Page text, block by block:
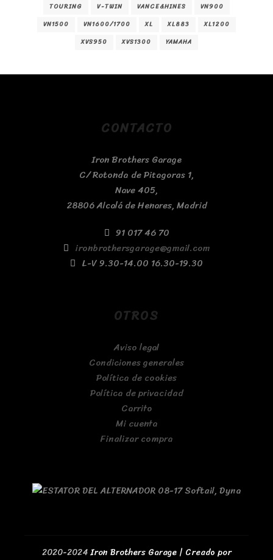
TOURING
V-TWIN VANCE&HINES
VN900
VN1500
VN1600/1700 XL XL883
XL1200
XVS950
XVS1300 YAMAHA
CONTACTO
Iron Brothers Garage
C/ Rotonda de Pitagoras 1,
Nave 405,
28806 Alcalá de Henares, Madrid
91 017 46 70
ironbrothersgarage@gmail.com
L-V 9.30-14.00 16.30-19.30
OTROS
Aviso legal
Condiciones generales
Política de cookies
Política de privacidad
Carrito
Mi cuenta
Finalizar compra
2020-2024Iron Brothers Garage | Creado por